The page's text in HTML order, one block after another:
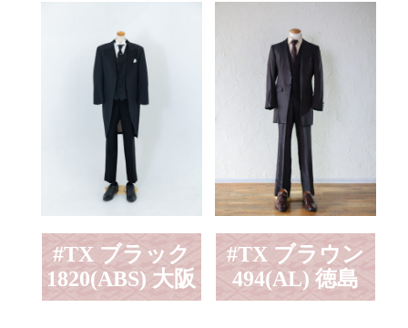
#TX ブラック
1820(ABS) 大阪
#TX ブラウン
494(AL) 徳島